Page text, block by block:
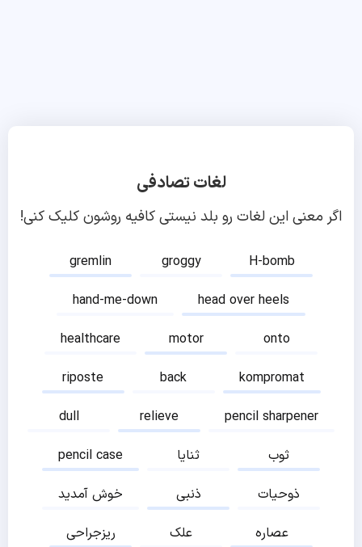
لغات تصادفی
اگر معنی این لغات رو بلد نیستی کافیه روشون کلیک کنی!
gremlin groggy
H-bomb
hand-me-down
head over heels
healthcare
motor
onto
riposte
back
kompromat
dull
relieve
pencil sharpener
pencil case
ثنایا
ثوب
خوش آمدید
ذنبی
ذوحیات
ریزجراحی
علک
عصاره